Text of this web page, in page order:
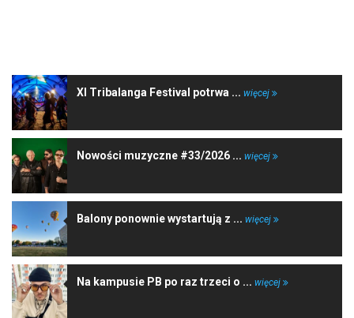
XI Tribalanga Festival potrwa ... więcej
Nowości muzyczne #33/2026 ... więcej
Balony ponownie wystartują z ... więcej
Na kampusie PB po raz trzeci o ... więcej